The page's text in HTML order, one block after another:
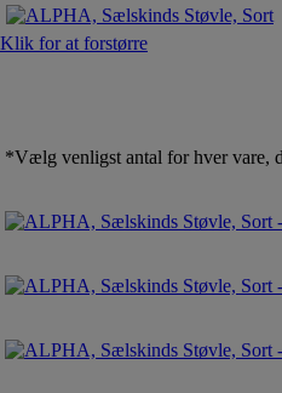
Klik for at forstørre
*Vælg venligst antal for hver vare,